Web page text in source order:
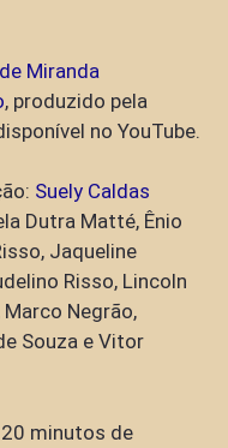
Miranda
, produzido pela
no YouTube.
Suely Caldas
Dutra Matté, Ênio
Jaqueline
Risso, Lincoln
Negrão,
Souza e Vitor
minutos de